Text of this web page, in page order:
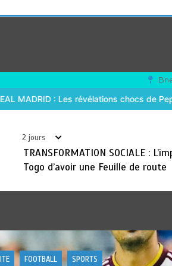
Pep Guardiola… TRANSFORMATION
2 jours
TRANSFORMATION SOCIALE :
Togo d’avoir une Feuille de route